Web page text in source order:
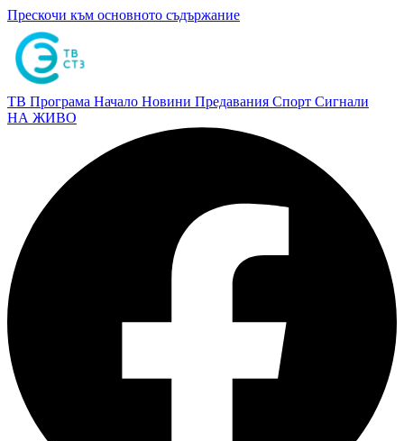
Прескочи към основното съдържание
ТВ Програма Начало Новини Предавания Спорт Сигнали
НА ЖИВО